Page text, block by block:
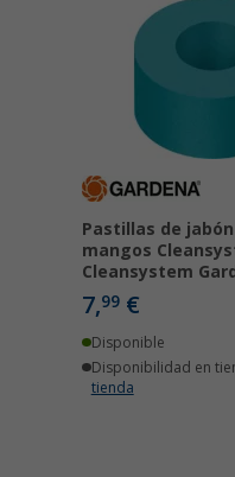
Pastillas de
mangos
Cleansystem
7,99 €
Disponible
Disponibilidad en
tienda